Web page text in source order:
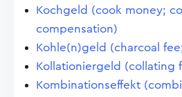
Kochgeld (cook money;
compensation)
Kohle(n)geld (charcoal
Kollationiergeld (collating
Kombinationseffekt